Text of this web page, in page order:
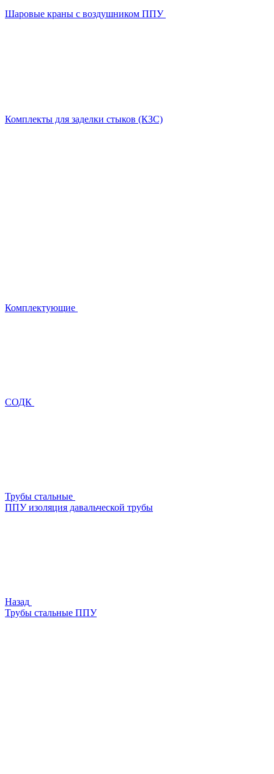
Шаровые краны с воздушником ППУ
Комплекты для заделки стыков (КЗС)
Комплектующие
СОДК
Трубы стальные
ППУ изоляция давальческой трубы
Назад
Трубы стальные ППУ